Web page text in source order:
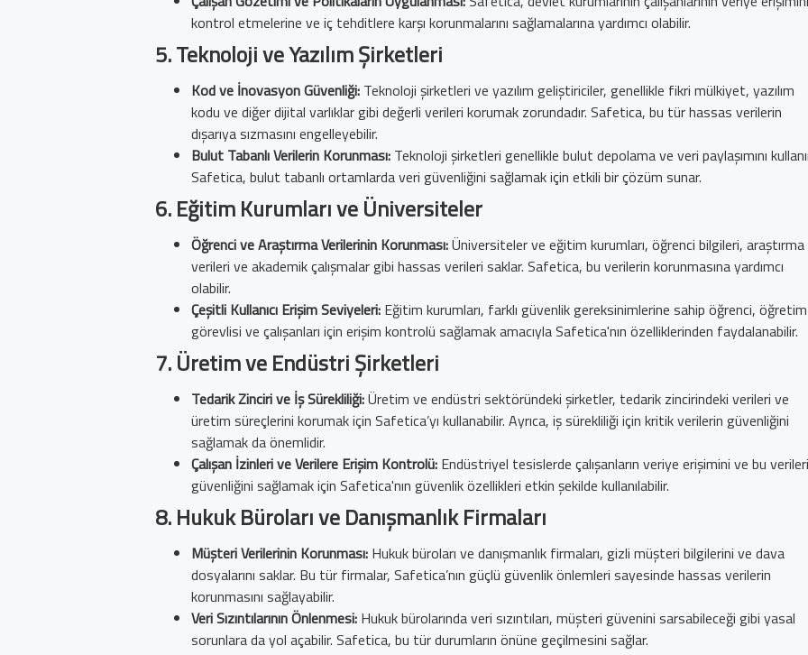
kontrol etmelerine ve iç tehditlere karşı korunmalarını sağlamalarına yardımcı olabilir.
5.Teknoloji ve Yazılım Şirketleri
Kod ve İnovasyon Güvenliği: Teknoloji şirketleri ve yazılım geliştiriciler, genellikle fikri mülkiyet, yazılım
kodu ve diğer dijital varlıklar gibi değerli verileri korumak zorundadır. Safetica, bu tür hassas verilerin
dışarıya sızmasını engelleyebilir.
Bulut Tabanlı Verilerin Korunması: Teknoloji şirketleri genellikle bulut depolama ve veri paylaşımını
Safetica, bulut tabanlı ortamlarda veri güvenliğini sağlamak için etkili bir çözüm sunar.
6.Eğitim Kurumları ve Üniversiteler
Öğrenci ve Araştırma Verilerinin Korunması:Üniversiteler ve eğitim kurumları, öğrenci bilgileri, araştırma
verileri ve akademik çalışmalar gibi hassas verileri saklar. Safetica, bu verilerin korunmasına yardımcı
olabilir.
Çeşitli Kullanıcı Erişim Seviyeleri: Eğitim kurumları, farklı güvenlik gereksinimlerine sahip öğrenci, öğretim
görevlisi ve çalışanları için erişim kontrolü sağlamak amacıyla Safetica'nın özelliklerinden faydalanabilir.
7.Üretim ve Endüstri Şirketleri
Tedarik Zinciri ve İş Sürekliliği:Üretim ve endüstri sektöründeki şirketler, tedarik zincirindeki verileri ve
üretim süreçlerini korumak için Safetica’yı kullanabilir. Ayrıca, iş sürekliliği için kritik verilerin güvenliğini
sağlamak da önemlidir.
Çalışan İzinleri ve Verilere Erişim Kontrolü: Endüstriyel tesislerde çalışanların veriye erişimini ve bu
güvenliğini sağlamak için Safetica'nın güvenlik özellikleri etkin şekilde kullanılabilir.
8.Hukuk Büroları ve Danışmanlık Firmaları
Müşteri Verilerinin Korunması: Hukuk büroları ve danışmanlık firmaları, gizli müşteri bilgilerini ve dava
dosyalarını saklar. Bu tür firmalar, Safetica’nın güçlü güvenlik önlemleri sayesinde hassas verilerin
korunmasını sağlayabilir.
Veri Sızıntılarının Önlenmesi: Hukuk bürolarında veri sızıntıları, müşteri güvenini sarsabileceği gibi yasal
sorunlara da yol açabilir. Safetica, bu tür durumların önüne geçilmesini sağlar.